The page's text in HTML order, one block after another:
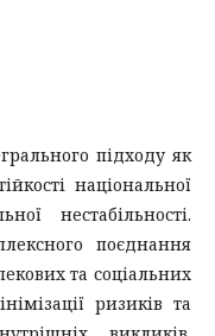
підходу як
національної
нестабільності.
поєднання
та соціальних
ризиків та